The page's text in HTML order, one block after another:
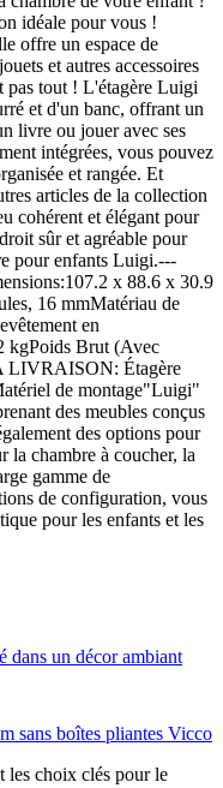
idéale pour vous !
offre un espace de
et autres accessoires
pas tout ! L'étagère Luigi
et d'un banc, offrant un
livre ou jouer avec ses
intégrées, vous pouvez
et rangée. Et
articles de la collection
cohérent et élégant pour
sûr et agréable pour
pour enfants Luigi.---
x 88.6 x 30.9
16 mmMatériau de
en
kgPoids Brut (Avec
LIVRAISON: Étagère
de montage"Luigi"
des meubles conçus
des options pour
la chambre à coucher, la
gamme de
de configuration, vous
pour les enfants et les
sans boîtes pliantes Vicco
les choix clés pour le